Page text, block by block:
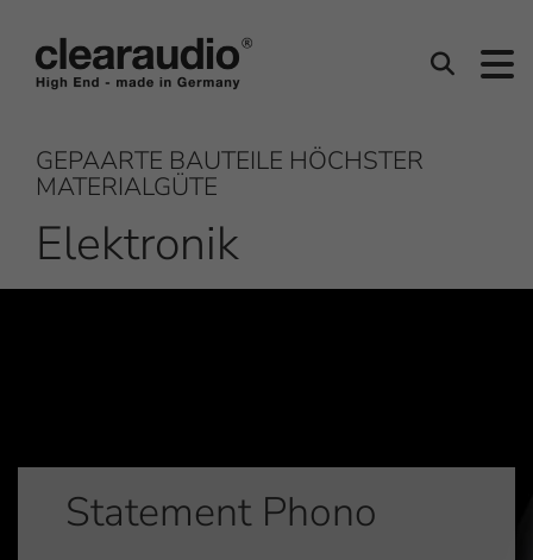
Suchen
GEPAARTE BAUTEILE HÖCHSTER
MATERIALGÜTE
Elektronik
Statement Phono